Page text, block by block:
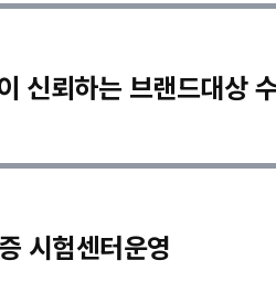
신뢰하는 브랜드대상
시험센터운영